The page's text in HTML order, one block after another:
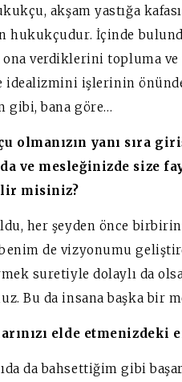
akşam yastığa
hukukçudur. İçinde
verdiklerini topluma ve
idealizmini işlerinin
gibi, bana göre…
olmanızın yanı sıra
ve mesleğinizde size
misiniz?
her şeyden önce
de vizyonumu
suretiyle dolaylı da
Bu da insana başka bir
elde etmenizdeki
da bahsettiğim gibi